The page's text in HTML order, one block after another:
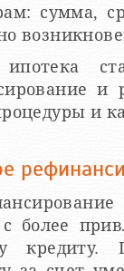
сумма,
и
и
более
кредиту.